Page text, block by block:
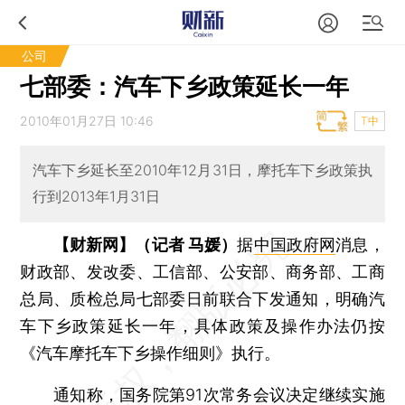
公司
七部委：汽车下乡政策延长一年
2010年01月27日 10:46 T中
汽车下乡延长至2010年12月31日，摩托车下乡政策执
行到2013年1月31日
【财新网】（记者 马媛）据中国政府网消息，
财政部、发改委、工信部、公安部、商务部、工商
总局、质检总局七部委日前联合下发通知，明确汽
车下乡政策延长一年，具体政策及操作办法仍按
《汽车摩托车下乡操作细则》执行。
通知称，国务院第91次常务会议决定继续实施